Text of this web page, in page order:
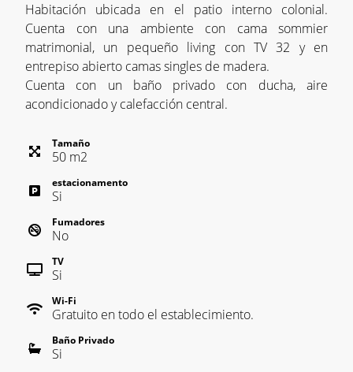
Habitación ubicada en el patio interno colonial.
Cuenta con una ambiente con cama sommier
matrimonial, un pequeño living con TV 32 y en
entrepiso abierto camas singles de madera.
Cuenta con un baño privado con ducha, aire
acondicionado y calefacción central.
Tamaño
50 m2
estacionamento
Si
Fumadores
No
TV
Si
Wi-Fi
Gratuito en todo el establecimiento.
Baño Privado
Si